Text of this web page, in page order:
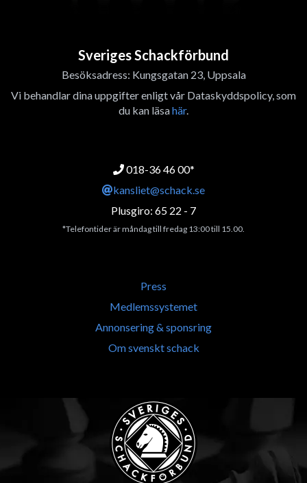
Sveriges Schackförbund
Besöksadress: Kungsgatan 23, Uppsala
Vi behandlar dina uppgifter enligt vår Dataskyddspolicy, som
du kan läsahär.
018-36 46 00*
kansliet@schack.se
Plusgiro: 65 22 - 7
*Telefontider är måndag till fredag 13:00 till 15.00.
Press
Medlemssystemet
Annonsering & sponsring
Om svenskt schack